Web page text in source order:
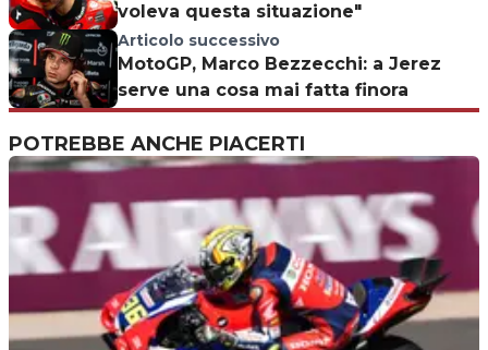
voleva questa situazione"
Articolo successivo
MotoGP, Marco Bezzecchi: a Jerez
serve una cosa mai fatta finora
POTREBBE ANCHE PIACERTI